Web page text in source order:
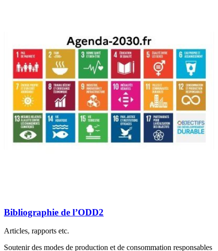
Bibliographie de l’ODD2
Articles, rapports etc.
Soutenir des modes de production et de consommation responsables